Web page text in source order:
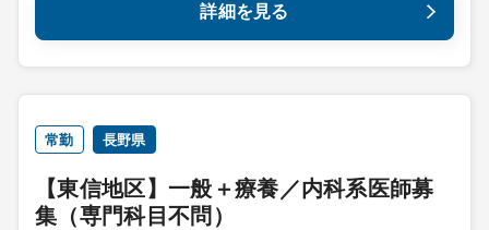
詳細を見る
常勤 長野県
【東信地区】一般＋療養／内科系医師募
集（専門科目不問）